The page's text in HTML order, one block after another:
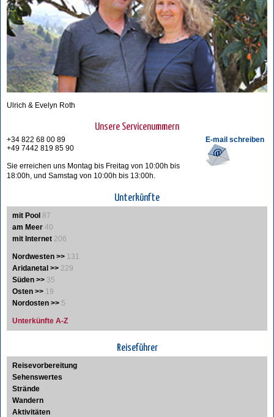
Ulrich & Evelyn Roth
Unsere Servicenummern
E-mail schreiben
+34 822 68 00 89
+49 7442 819 85 90
Sie erreichen uns Montag bis Freitag von 10:00h bis
18:00h, und Samstag von 10:00h bis 13:00h.
Unterkünfte
mit Pool 87
am Meer 40
mit Internet 206
Nordwesten >> 131
Aridanetal >> 229
Süden >> 35
Osten >> 19
Nordosten >> 5
Unterkünfte A-Z
Reiseführer
Reisevorbereitung
Sehenswertes
Strände
Wandern
Aktivitäten